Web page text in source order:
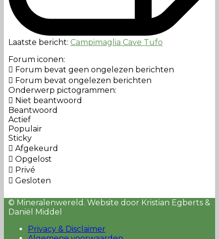
Laatste bericht: Campimaglia Cave Tufo
Forum iconen:
Forum bevat geen ongelezen berichten
Forum bevat ongelezen berichten
Onderwerp pictogrammen:
Niet beantwoord
Beantwoord
Actief
Populair
Sticky
Afgekeurd
Opgelost
Privé
Gesloten
© Mineralenwereld. Website door Kristian Egberts &
Daniël Middel
Privacy & Disclaimer